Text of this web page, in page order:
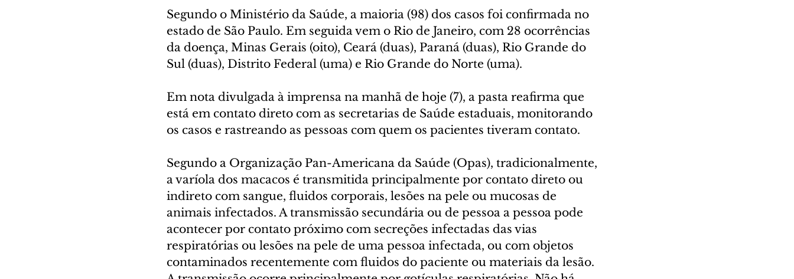
Segundo o Ministério da Saúde, a maioria (98) dos casos foi confirmada no
estado de São Paulo. Em seguida vem o Rio de Janeiro, com 28 ocorrências
da doença, Minas Gerais (oito), Ceará (duas), Paraná (duas), Rio Grande do
Sul (duas), Distrito Federal (uma) e Rio Grande do Norte (uma).
Em nota divulgada à imprensa na manhã de hoje (7), a pasta reafirma que
está em contato direto com as secretarias de Saúde estaduais, monitorando
os casos e rastreando as pessoas com quem os pacientes tiveram contato.
Segundo a Organização Pan-Americana da Saúde (Opas), tradicionalmente,
a varíola dos macacos é transmitida principalmente por contato direto ou
indireto com sangue, fluidos corporais, lesões na pele ou mucosas de
animais infectados. A transmissão secundária ou de pessoa a pessoa pode
acontecer por contato próximo com secreções infectadas das vias
respiratórias ou lesões na pele de uma pessoa infectada, ou com objetos
contaminados recentemente com fluidos do paciente ou materiais da lesão.